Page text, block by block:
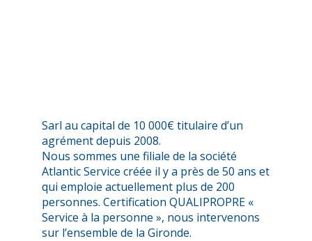
Sarl au capital de 10 000€ titulaire d’un
agrément depuis 2008.
Nous sommes une filiale de la société
Atlantic Service créée il y a près de 50 ans et
qui emploie actuellement plus de 200
personnes. Certification QUALIPROPRE «
Service à la personne », nous intervenons
sur l’ensemble de la Gironde.